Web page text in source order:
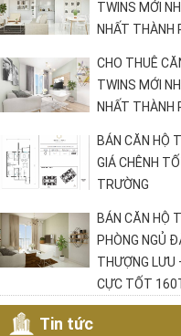
TWINS MỚI
NHẤT THÀNH
CHO THUÊ
TWINS MỚI
NHẤT THÀNH
BÁN CĂN HỘ
GIÁ CHÊNH
TRƯỜNG
BÁN CĂN HỘ
PHÒNG NGỦ
THƯỢNG LƯU
CỰC TỐT
Tin tức